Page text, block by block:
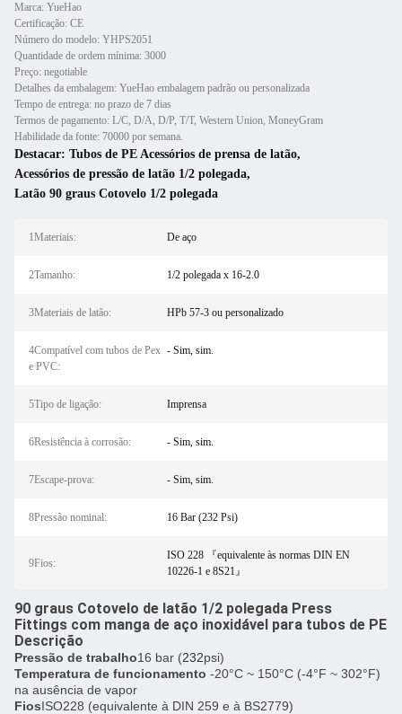
Marca: YueHao
Certificação: CE
Número do modelo: YHPS2051
Quantidade de ordem mínima: 3000
Preço: negotiable
Detalhes da embalagem: YueHao embalagem padrão ou personalizada
Tempo de entrega: no prazo de 7 dias
Termos de pagamento: L/C, D/A, D/P, T/T, Western Union, MoneyGram
Habilidade da fonte: 70000 por semana.
Destacar: Tubos de PE Acessórios de prensa de latão,
Acessórios de pressão de latão 1/2 polegada,
Latão 90 graus Cotovelo 1/2 polegada
1Materiais: De aço
2Tamanho: 1/2 polegada x 16-2.0
3Materiais de latão: HPb 57-3 ou personalizado
4Compatível com tubos de Pex
e PVC:
- Sim, sim.
5Tipo de ligação: Imprensa
6Resistência à corrosão: - Sim, sim.
7Escape-prova: - Sim, sim.
8Pressão nominal: 16 Bar (232 Psi)
9Fios:
ISO 228 『equivalente às normas DIN EN
10226-1 e 8S21』
90 graus Cotovelo de latão 1/2 polegada Press
Fittings com manga de aço inoxidável para tubos de PE
Descrição
Pressão de trabalho16 bar (232psi)
Temperatura de funcionamento -20°C ~ 150°C (-4°F ~ 302°F)
na ausência de vapor
FiosISO228 (equivalente à DIN 259 e à BS2779)